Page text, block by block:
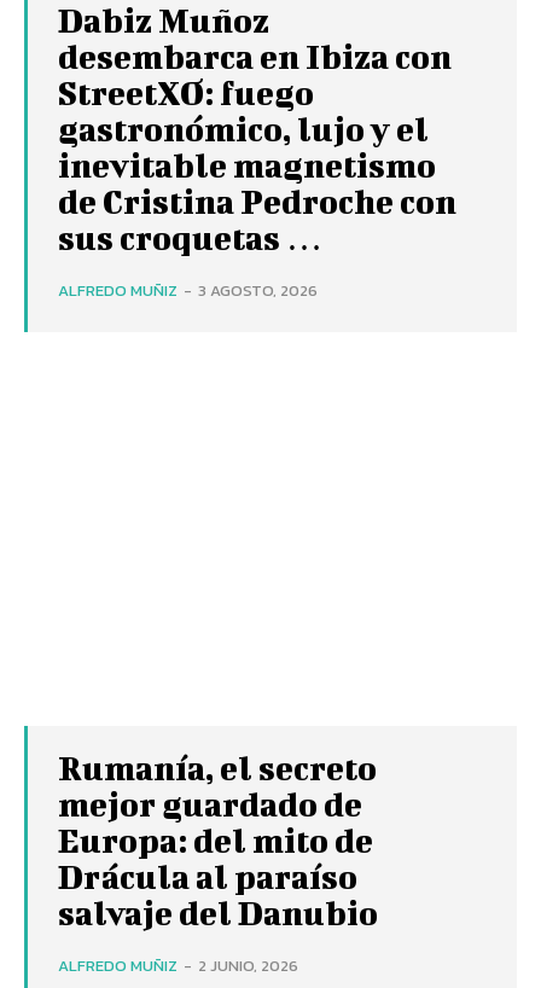
Dabiz Muñoz
desembarca en Ibiza con
StreetXO: fuego
gastronómico, lujo y el
inevitable magnetismo
de Cristina Pedroche con
sus croquetas …
ALFREDO MUÑIZ - 3 AGOSTO, 2026
Rumanía, el secreto
mejor guardado de
Europa: del mito de
Drácula al paraíso
salvaje del Danubio
ALFREDO MUÑIZ - 2 JUNIO, 2026